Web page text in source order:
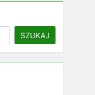
SZUKAJ